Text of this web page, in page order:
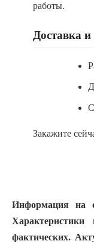
работы.
Доставка
Закажите
Информация на
фактических.